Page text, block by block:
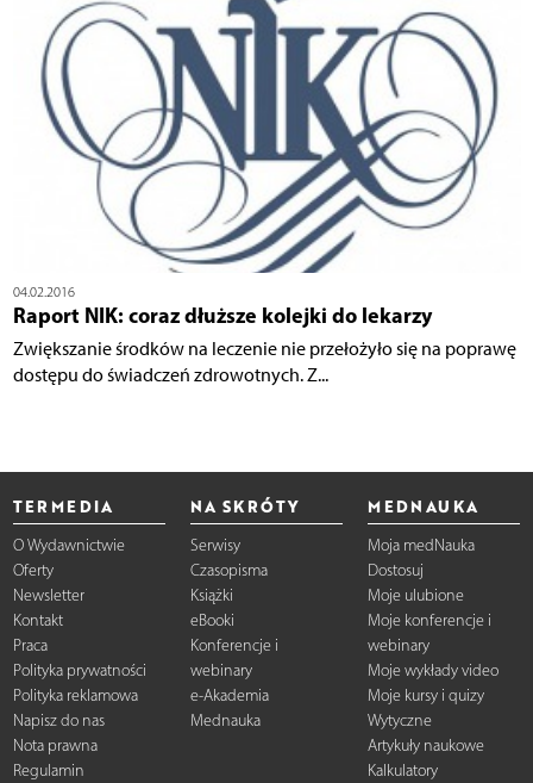
04.02.2016
Raport NIK: coraz dłuższe kolejki do lekarzy
Zwiększanie środków na leczenie nie przełożyło się na poprawę
dostępu do świadczeń zdrowotnych. Z...
TERMEDIA
O Wydawnictwie
Oferty
Newsletter
Kontakt
Praca
Polityka prywatności
Polityka reklamowa
Napisz do nas
Nota prawna
Regulamin
NA SKRÓTY
Serwisy
Czasopisma
Książki
eBooki
Konferencje i
webinary
e-Akademia
Mednauka
MEDNAUKA
Moja medNauka
Dostosuj
Moje ulubione
Moje konferencje i
webinary
Moje wykłady video
Moje kursy i quizy
Wytyczne
Artykuły naukowe
Kalkulatory